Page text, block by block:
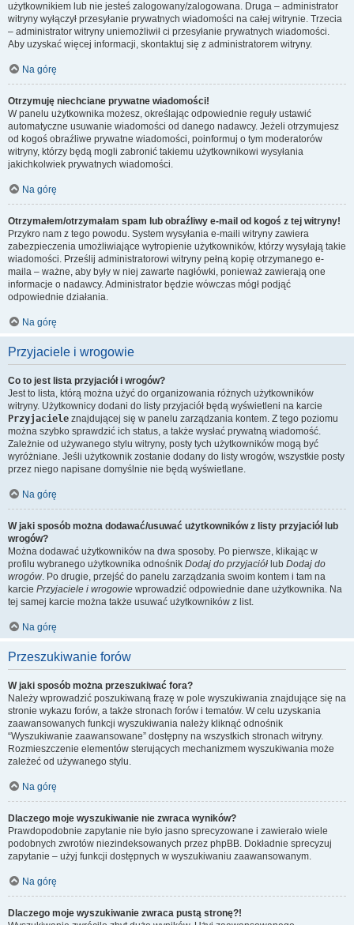
użytkownikiem lub nie jesteś zalogowany/zalogowana. Druga – administrator
witryny wyłączył przesyłanie prywatnych wiadomości na całej witrynie. Trzecia
– administrator witryny uniemożliwił ci przesyłanie prywatnych wiadomości.
Aby uzyskać więcej informacji, skontaktuj się z administratorem witryny.
Na górę
Otrzymuję niechciane prywatne wiadomości!
W panelu użytkownika możesz, określając odpowiednie reguły ustawić
automatyczne usuwanie wiadomości od danego nadawcy. Jeżeli otrzymujesz
od kogoś obraźliwe prywatne wiadomości, poinformuj o tym moderatorów
witryny, którzy będą mogli zabronić takiemu użytkownikowi wysyłania
jakichkolwiek prywatnych wiadomości.
Na górę
Otrzymałem/otrzymałam spam lub obraźliwy e-mail od kogoś z tej witryny!
Przykro nam z tego powodu. System wysyłania e-maili witryny zawiera
zabezpieczenia umożliwiające wytropienie użytkowników, którzy wysyłają takie
wiadomości. Prześlij administratorowi witryny pełną kopię otrzymanego e-
maila – ważne, aby były w niej zawarte nagłówki, ponieważ zawierają one
informacje o nadawcy. Administrator będzie wówczas mógł podjąć
odpowiednie działania.
Na górę
Przyjaciele i wrogowie
Co to jest lista przyjaciół i wrogów?
Jest to lista, którą można użyć do organizowania różnych użytkowników
witryny. Użytkownicy dodani do listy przyjaciół będą wyświetleni na karcie
Przyjaciele znajdującej się w panelu zarządzania kontem. Z tego poziomu
można szybko sprawdzić ich status, a także wysłać prywatną wiadomość.
Zależnie od używanego stylu witryny, posty tych użytkowników mogą być
wyróżniane. Jeśli użytkownik zostanie dodany do listy wrogów, wszystkie posty
przez niego napisane domyślnie nie będą wyświetlane.
Na górę
W jaki sposób można dodawać/usuwać użytkowników z listy przyjaciół lub
wrogów?
Można dodawać użytkowników na dwa sposoby. Po pierwsze, klikając w
profilu wybranego użytkownika odnośnik Dodaj do przyjaciół lub Dodaj do
wrogów. Po drugie, przejść do panelu zarządzania swoim kontem i tam na
karcie Przyjaciele i wrogowie wprowadzić odpowiednie dane użytkownika. Na
tej samej karcie można także usuwać użytkowników z list.
Na górę
Przeszukiwanie forów
W jaki sposób można przeszukiwać fora?
Należy wprowadzić poszukiwaną frazę w pole wyszukiwania znajdujące się na
stronie wykazu forów, a także stronach forów i tematów. W celu uzyskania
zaawansowanych funkcji wyszukiwania należy kliknąć odnośnik
“Wyszukiwanie zaawansowane” dostępny na wszystkich stronach witryny.
Rozmieszczenie elementów sterujących mechanizmem wyszukiwania może
zależeć od używanego stylu.
Na górę
Dlaczego moje wyszukiwanie nie zwraca wyników?
Prawdopodobnie zapytanie nie było jasno sprecyzowane i zawierało wiele
podobnych zwrotów niezindeksowanych przez phpBB. Dokładnie sprecyzuj
zapytanie – użyj funkcji dostępnych w wyszukiwaniu zaawansowanym.
Na górę
Dlaczego moje wyszukiwanie zwraca pustą stronę?!